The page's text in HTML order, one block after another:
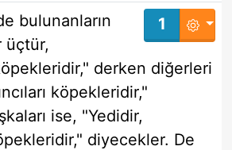
1
bulunanların
üçtür,
derken diğerleri
köpekleridir,"
ise, "Yedidir,
diyecekler. De